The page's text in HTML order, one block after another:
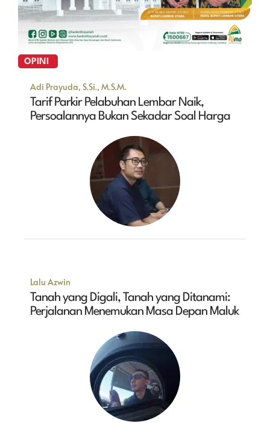
OPINI
Adi Prayuda, S.Si., M.S.M.
Tarif Parkir Pelabuhan Lembar Naik,
Persoalannya Bukan Sekadar Soal Harga
Lalu Azwin
Tanah yang Digali, Tanah yang Ditanami:
Perjalanan Menemukan Masa Depan Maluk